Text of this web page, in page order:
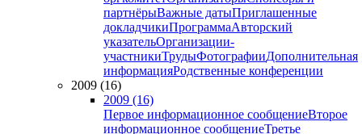
партнёрыВажные датыПриглашенные
докладчикиПрограммаАвторский
указательОрганизации-
участникиТрудыФотографииДополнительная
информацияРодственные конференции
2009 (16)
2009 (16)
Первое информационное сообщениеВторое
информационное сообщениеТретье